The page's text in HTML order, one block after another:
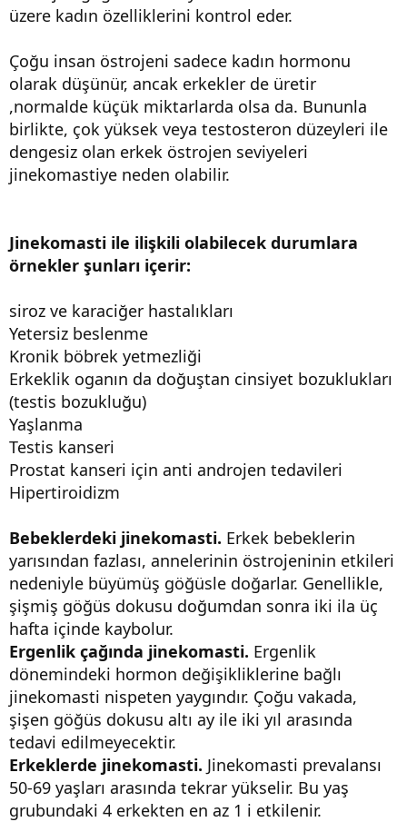
üzere kadın özelliklerini kontrol eder.
Çoğu insan östrojeni sadece kadın hormonu
olarak düşünür, ancak erkekler de üretir
,normalde küçük miktarlarda olsa da. Bununla
birlikte, çok yüksek veya testosteron düzeyleri ile
dengesiz olan erkek östrojen seviyeleri
jinekomastiye neden olabilir.
Jinekomasti ile ilişkili olabilecek durumlara
örnekler şunları içerir:
siroz ve karaciğer hastalıkları
Yetersiz beslenme
Kronik böbrek yetmezliği
Erkeklik oganın da doğuştan cinsiyet bozuklukları
(testis bozukluğu)
Yaşlanma
Testis kanseri
Prostat kanseri için anti androjen tedavileri
Hipertiroidizm
Bebeklerdeki jinekomasti. Erkek bebeklerin
yarısından fazlası, annelerinin östrojeninin etkileri
nedeniyle büyümüş göğüsle doğarlar. Genellikle,
şişmiş göğüs dokusu doğumdan sonra iki ila üç
hafta içinde kaybolur.
Ergenlik çağında jinekomasti. Ergenlik
dönemindeki hormon değişikliklerine bağlı
jinekomasti nispeten yaygındır. Çoğu vakada,
şişen göğüs dokusu altı ay ile iki yıl arasında
tedavi edilmeyecektir.
Erkeklerde jinekomasti. Jinekomasti prevalansı
50-69 yaşları arasında tekrar yükselir. Bu yaş
grubundaki 4 erkekten en az 1 i etkilenir.